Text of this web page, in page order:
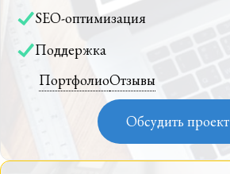
SEO-оптимизация
Поддержка
ПортфолиоОтзывы
Обсудить проект